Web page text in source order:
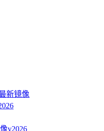
新镜像
v2026